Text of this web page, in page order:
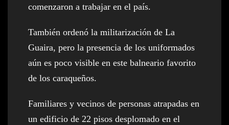
comenzaron a trabajar en el país.
También ordenó la militarización de La
Guaira, pero la presencia de los uniformados
aún es poco visible en este balneario favorito
de los caraqueños.
Familiares y vecinos de personas atrapadas en
un edificio de 22 pisos desplomado en el